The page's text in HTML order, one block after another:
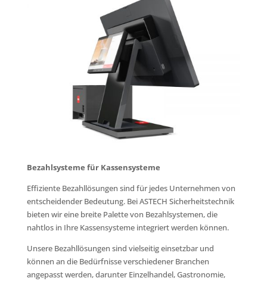
Bezahlsysteme für Kassensysteme
Effiziente Bezahllösungen sind für jedes Unternehmen von
entscheidender Bedeutung. Bei ASTECH Sicherheitstechnik
bieten wir eine breite Palette von Bezahlsystemen, die
nahtlos in Ihre Kassensysteme integriert werden können.
Unsere Bezahllösungen sind vielseitig einsetzbar und
können an die Bedürfnisse verschiedener Branchen
angepasst werden, darunter Einzelhandel, Gastronomie,